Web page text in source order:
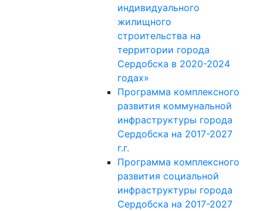
индивидуального
жилищного
строительства на
территории города
Сердобска в 2020-2024
годах»
Программа комплексного
развития коммунальной
инфраструктуры города
Сердобска на 2017-2027
г.г.
Программа комплексного
развития социальной
инфраструктуры города
Сердобска на 2017-2027